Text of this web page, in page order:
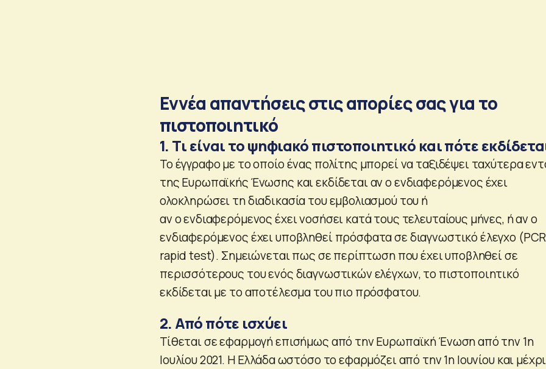
Εννέα απαντήσεις στις απορίες σας για το
πιστοποιητικό
1. Τι είναι το ψηφιακό πιστοποιητικό και πότε
Το έγγραφο με το οποίο ένας πολίτης μπορεί να ταξιδέψει ταχύτερα
της Ευρωπαϊκής Ένωσης και εκδίδεται αν ο ενδιαφερόμενος έχει
ολοκληρώσει τη διαδικασία του εμβολιασμού του ή
αν ο ενδιαφερόμενος έχει νοσήσει κατά τους τελευταίους μήνες, ή αν ο
ενδιαφερόμενος έχει υποβληθεί πρόσφατα σε διαγνωστικό έλεγχο
rapid test). Σημειώνεται πως σε περίπτωση που έχει υποβληθεί σε
περισσότερους του ενός διαγνωστικών ελέγχων, το πιστοποιητικό
εκδίδεται με το αποτέλεσμα του πιο πρόσφατου.
2. Από πότε ισχύει
Τίθεται σε εφαρμογή επισήμως από την Ευρωπαϊκή Ένωση από την 1η
Ιουλίου 2021. Η Ελλάδα ωστόσο το εφαρμόζει από την 1η Ιουνίου και